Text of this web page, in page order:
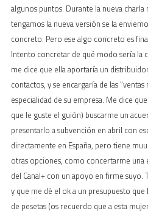
algunos puntos. Durante la nueva
tengamos la nueva versión se la
concreto. Pero ese algo concreto es
Intento concretar de qué modo sería la
me dice que ella aportaría un
contactos, y se encargaría de las
especialidad de su empresa. Me dice
que le guste el guión) buscarme un
presentarlo a subvención en abril con
directamente en España, pero tiene
otras opciones, como concertarme
del Canal+ con un apoyo en firme
y que me dé el ok a un presupuesto
de pesetas (os recuerdo que a esta